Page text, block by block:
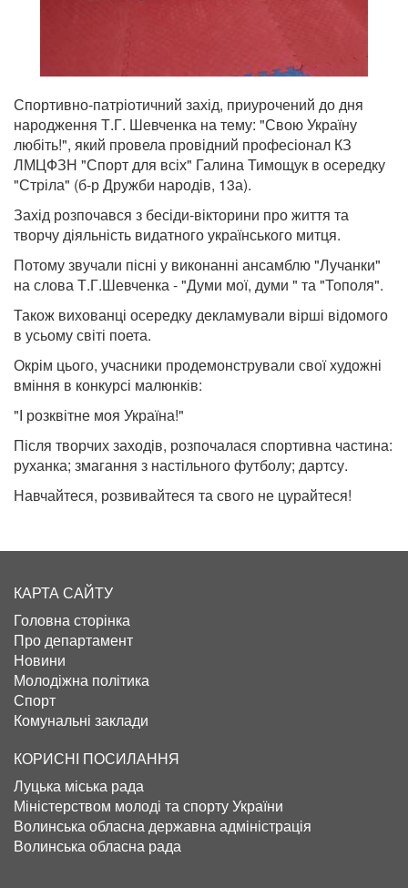
Спортивно-патріотичний захід, приурочений до дня
народження Т.Г. Шевченка на тему: "Свою Україну
любіть!", який провела провідний професіонал КЗ
ЛМЦФЗН "Спорт для всіх" Галина Тимощук в осередку
"Стріла" (б-р Дружби народів, 13а).
Захід розпочався з бесіди-вікторини про життя та
творчу діяльність видатного українського митця.
Потому звучали пісні у виконанні ансамблю "Лучанки"
на слова Т.Г.Шевченка - "Думи мої, думи " та "Тополя".
Також вихованці осередку декламували вірші відомого
в усьому світі поета.
Окрім цього, учасники продемонстрували свої художні
вміння в конкурсі малюнків:
"І розквітне моя Україна!"
Після творчих заходів, розпочалася спортивна частина:
руханка; змагання з настільного футболу; дартсу.
Навчайтеся, розвивайтеся та свого не цурайтеся!
КАРТА САЙТУ
Головна сторінка
Про департамент
Новини
Молодіжна політика
Спорт
Комунальні заклади
КОРИСНІ ПОСИЛАННЯ
Луцька міська рада
Міністерством молоді та спорту України
Волинська обласна державна адміністрація
Волинська обласна рада